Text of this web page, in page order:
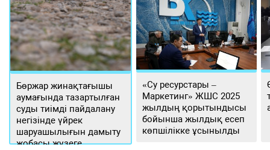
Бөржар жинақтағышы
аумағында тазартылған
суды тиімді пайдалану
негізінде үйрек
шаруашылығын дамыту
жобасы жүзеге
«Су ресурстары –
Маркетинг» ЖШС 2025
жылдың қорытындысы
бойынша жылдық есеп
көпшілікке ұсынылды